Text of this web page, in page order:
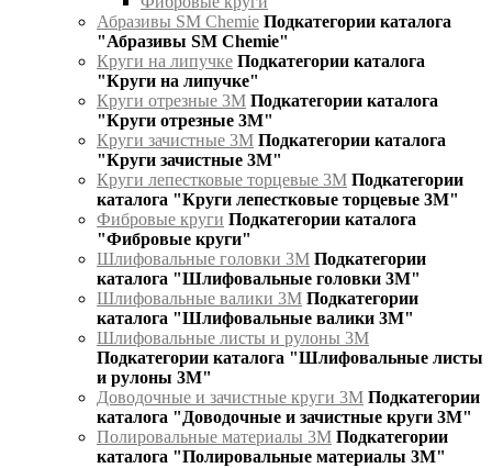
Абразивы SM Chemie Подкатегории каталога
"Абразивы SM Chemie"
Круги на липучке Подкатегории каталога
"Круги на липучке"
Круги отрезные 3М Подкатегории каталога
"Круги отрезные 3М"
Круги зачистные 3М Подкатегории каталога
"Круги зачистные 3М"
Круги лепестковые торцевые 3М Подкатегории
каталога "Круги лепестковые торцевые 3М"
Фибровые круги Подкатегории каталога
"Фибровые круги"
Шлифовальные головки 3М Подкатегории
каталога "Шлифовальные головки 3М"
Шлифовальные валики 3М Подкатегории
каталога "Шлифовальные валики 3М"
Шлифовальные листы и рулоны 3М
Подкатегории каталога "Шлифовальные листы
и рулоны 3М"
Доводочные и зачистные круги 3М Подкатегории
каталога "Доводочные и зачистные круги 3М"
Полировальные материалы 3М Подкатегории
каталога "Полировальные материалы 3М"